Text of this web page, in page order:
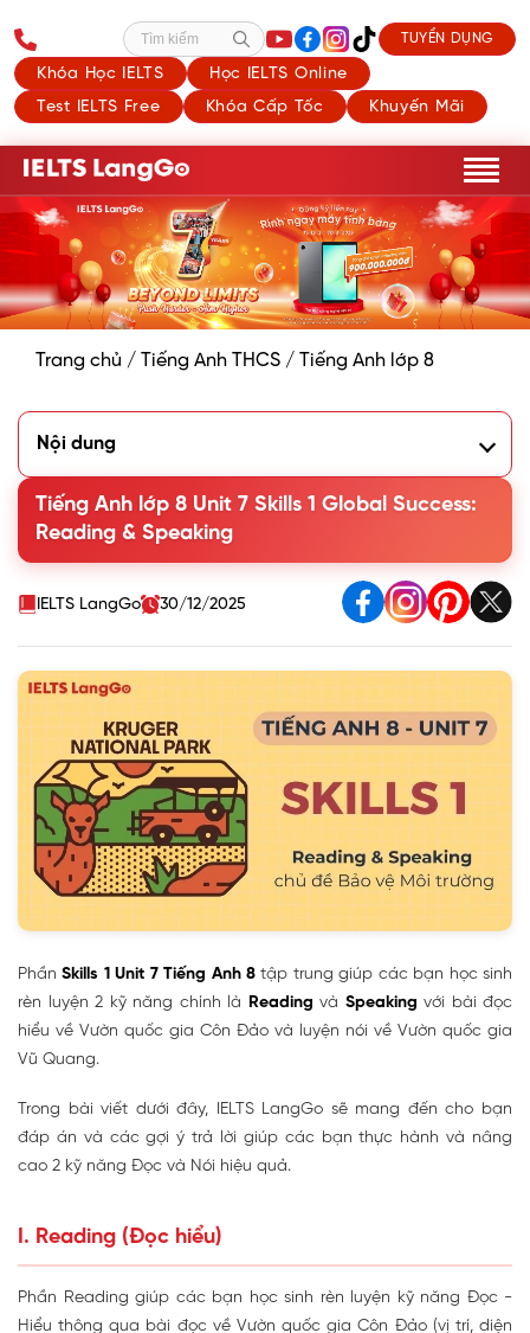
Khóa Học IELTS
Học IELTS Online
Test IELTS Free
Khóa Cấp Tốc Khuyến Mãi
Tìm kiếm TUYỂN DỤNG
Trang chủ / Tiếng Anh THCS / Tiếng Anh lớp 8
Nội dung
1. Work in groups. Look at the picture and say what you
see. Then list the names of some endangered species
2. Read the text and choose the words or phrases to
make the following statements correct.
3. Read the text again and choose the correct option
II. Speaking (Nói)
Tiếng Anh lớp 8 Unit 7 Skills 1 Global Success:
Reading & Speaking
IELTS LangGo 30/12/2025
PhầnSkills 1 Unit 7 Tiếng Anh 8tập trung giúp các bạn học sinh
rèn luyện 2 kỹ năng chính là Reading và Speaking với bài đọc
hiểu về Vườn quốc gia Côn Đảo và luyện nói về Vườn quốc gia
Vũ Quang.
Trong bài viết dưới đây, IELTS LangGo sẽ mang đến cho bạn
đáp án và các gợi ý trả lời giúp các bạn thực hành và nâng
cao 2 kỹ năng Đọc và Nói hiệu quả.
I. Reading (Đọc hiểu)
Phần Reading giúp các bạn học sinh rèn luyện kỹ năng Đọc -
Hiểu thông qua bài đọc về Vườn quốc gia Côn Đảo (vị trí, diện